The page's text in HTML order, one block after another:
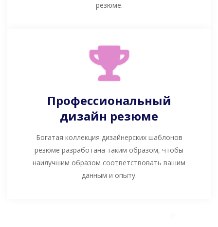
резюме.
Профессиональный
дизайн резюме
Богатая коллекция дизайнерских шаблонов
резюме разработана таким образом, чтобы
наилучшим образом соответствовать вашим
данным и опыту.